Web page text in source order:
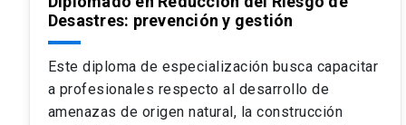
Desastres: prevención y gestión
Este diploma de especialización busca capacitar
a profesionales respecto al desarrollo de
amenazas de origen natural, la construcción